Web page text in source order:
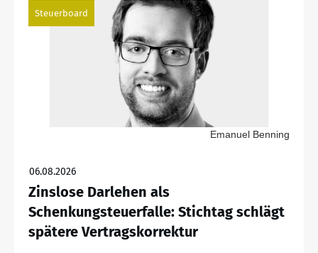
Steuerboard
Emanuel Benning
06.08.2026
Zinslose Darlehen als
Schenkungsteuerfalle: Stichtag schlägt
spätere Vertragskorrektur